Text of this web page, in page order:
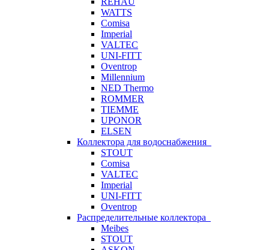
WATTS
Comisa
Imperial
VALTEC
UNI-FITT
Oventrop
Millennium
NED Thermo
ROMMER
TIEMME
UPONOR
ELSEN
Коллектора для водоснабжения
STOUT
Comisa
VALTEC
Imperial
UNI-FITT
Oventrop
Распределительные коллектора
Meibes
STOUT